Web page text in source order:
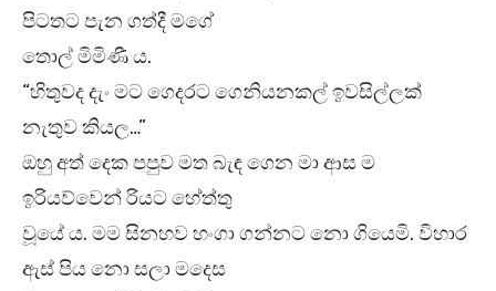
පිටතට පැන ගත්දී මගේ
තොල් මිමිණී ය.
“හිතුවද දැං මට ගෙදරට ගෙනියනකල් ඉවසිල්ලක්
නැතුව කියල…”
ඔහු අත් දෙක පපුව මත බැඳ ගෙන මා ආස ම
ඉරියව්වෙන් රියට හේත්තු
වූයේ ය. මම සිනහව හංගා ගන්නට නො ගියෙමි. විහාර
ඇස් පිය නො සලා මදෙස